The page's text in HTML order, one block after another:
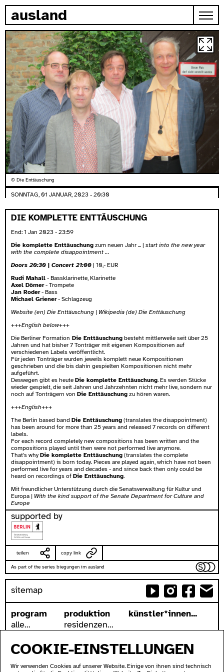
zum inhalt springen
ausland
© Die Enttäuschung
SONNTAG, 01 JANUAR, 2023 - 20:30
DIE KOMPLETTE ENTTÄUSCHUNG
End: 1 Jan 2023 - 23:59
Die komplette Enttäuschung zum neuen Jahr ... | start into the new year
with the complete disappointment ...
Doors 20:30 | Concert 21:00 | 10,- EUR
Rudi Mahall - Bassklarinette, Klarinette
Axel Dörner- Trompete
Jan Roder- Bass
Michael Griener- Schlagzeug
Website (en) Die Enttäuschung | Wikipedia (de) Die Enttäuschung
+++English below+++
Die Berliner Formation Die Enttäuschung besteht mittlerweile seit über 25
Jahren und hat bisher 7 Tonträger mit eigenen Kompositionen auf
verschiedenen Labels veröffentlicht.
Für jeden Tonträger wurden jeweils komplett neue Kompositionen
geschrieben und die bis dahin gespielten Kompositionen nicht mehr
aufgeführt.
Deswegen gibt es heute Die komplette Enttäuschung. Es werden Stücke
wieder gespielt, die seit Jahren und Jahrzehnten nicht mehr live, sondern nur
noch auf Tonträgern von Die Enttäuschung zu hören waren.
+++English+++
The Berlin based band Die Enttäuschung (translates the disappointment)
has been around for more than 25 years and released 7 records on different
labels.
For each record completely new compositions has been written and the
compositions played until then were not performed live anymore.
That's why Die komplette Enttäuschung (translates the complete
disappointment) is born today. Pieces are played again, which have not been
performed live for years and decades - and since back then only could be
heard on recordings of Die Enttäuschung.
Mit freundlicher Unterstützung durch die Senatsverwaltung für Kultur und
Europa | With the kind support of the Senate Department for Culture and
Europe
supported by
teilen copy link
As part of the series biegungen im ausland
sitemap
program
alle...
festivals...
archiv...
suche
produktion
residenzen...
videos...
workshops...
künstler*innen...
COOKIE-EINSTELLUNGEN
Wir verwenden Cookies auf unserer Website. Einige von ihnen sind technisch